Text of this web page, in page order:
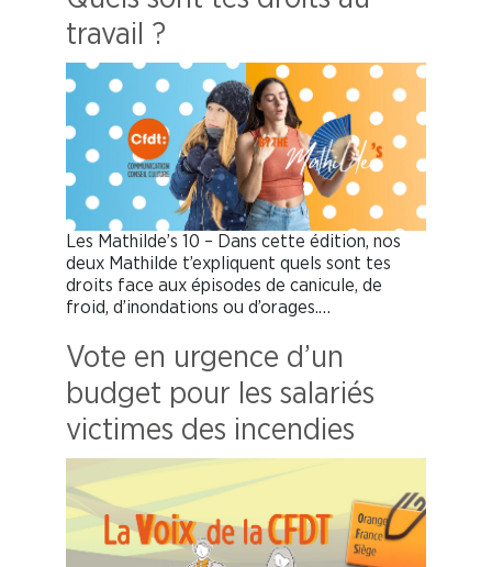
travail ?
Les Mathilde’s 10 – Dans cette édition, nos
deux Mathilde t’expliquent quels sont tes
droits face aux épisodes de canicule, de
froid, d’inondations ou d’orages.…
Vote en urgence d’un
budget pour les salariés
victimes des incendies